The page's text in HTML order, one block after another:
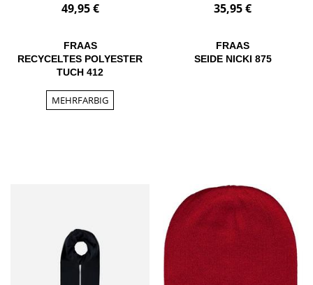
49,95 €
FRAAS
RECYCELTES POLYESTER
TUCH 412
MEHRFARBIG
35,95 €
FRAAS
SEIDE NICKI 875